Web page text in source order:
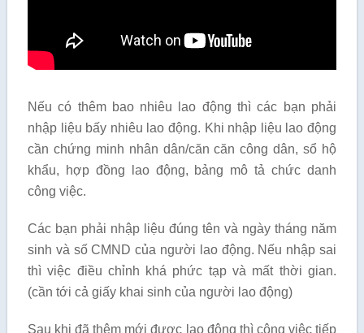
Nếu có thêm bao nhiêu lao động thì các bạn phải
nhập liệu bấy nhiêu lao động. Khi nhập liệu lao động
cần chứng minh nhân dân/căn căn công dân, sổ hộ
khẩu, hợp đồng lao động, bảng mô tả chức danh
công việc.
Các bạn phải nhập liệu đúng tên và ngày tháng năm
sinh và số CMND của người lao động. Nếu nhập sai
thì việc điều chỉnh khá phức tạp và mất thời gian.
(cần tới cả giấy khai sinh của người lao động)
Sau khi đã thêm mới được lao động thì công việc tiếp